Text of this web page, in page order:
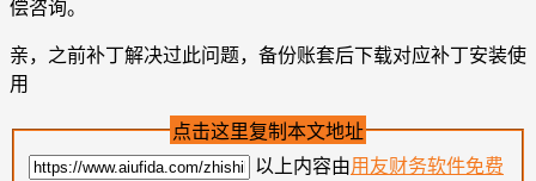
偿咨询。
亲，之前补丁解决过此问题，备份账套后下载对应补丁安装使
用
点击这里复制本文地址
以上内容由用友财务软件免费